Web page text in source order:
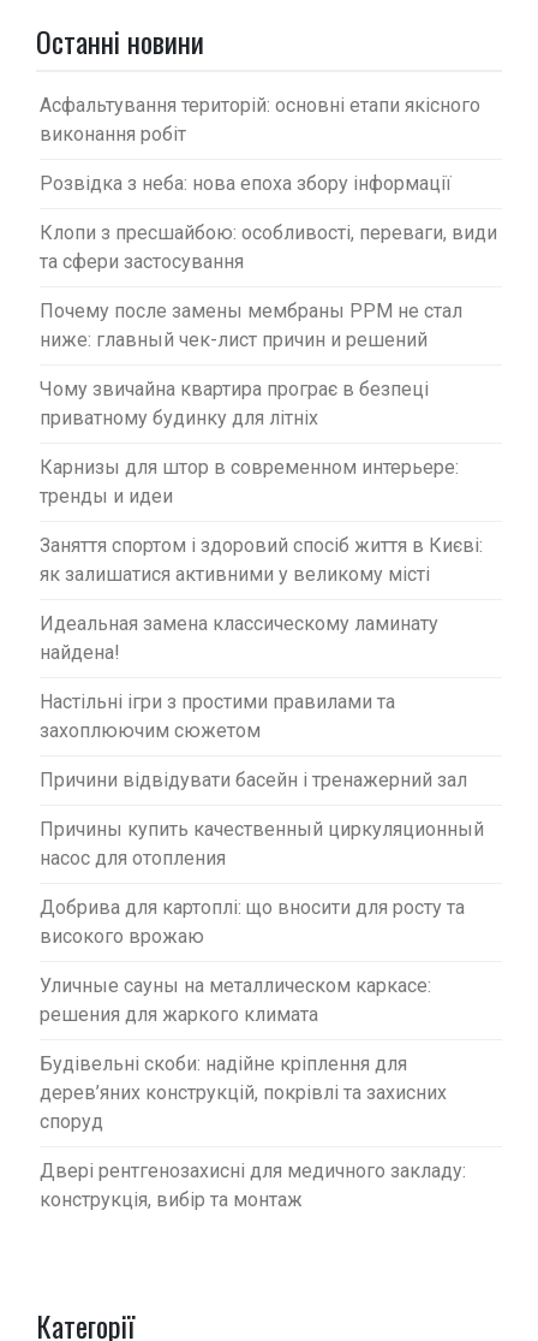
Останні новини
Асфальтування територій: основні етапи якісного
виконання робіт
Розвідка з неба: нова епоха збору інформації
Клопи з пресшайбою: особливості, переваги, види
та сфери застосування
Почему после замены мембраны PPM не стал
ниже: главный чек-лист причин и решений
Чому звичайна квартира програє в безпеці
приватному будинку для літніх
Карнизы для штор в современном интерьере:
тренды и идеи
Заняття спортом і здоровий спосіб життя в Києві:
як залишатися активними у великому місті
Идеальная замена классическому ламинату
найдена!
Настільні ігри з простими правилами та
захоплюючим сюжетом
Причини відвідувати басейн і тренажерний зал
Причины купить качественный циркуляционный
насос для отопления
Добрива для картоплі: що вносити для росту та
високого врожаю
Уличные сауны на металлическом каркасе:
решения для жаркого климата
Будівельні скоби: надійне кріплення для
дерев’яних конструкцій, покрівлі та захисних
споруд
Двері рентгенозахисні для медичного закладу:
конструкція, вибір та монтаж
Категорії